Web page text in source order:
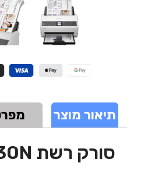
תיאור מוצר
סורק רשת Epson WorkForce DS-730N